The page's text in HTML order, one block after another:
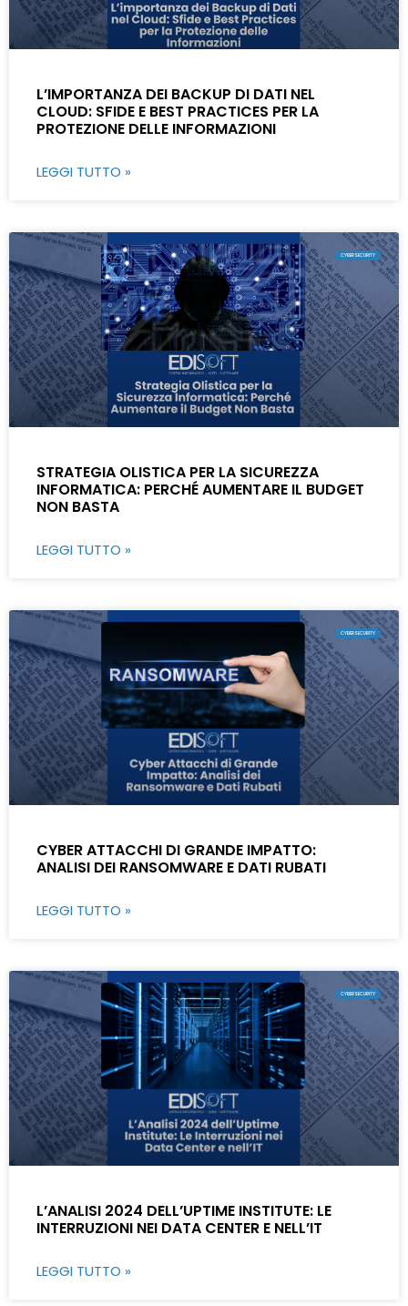
L’IMPORTANZA DEI BACKUP DI DATI NEL
CLOUD: SFIDE E BEST PRACTICES PER LA
PROTEZIONE DELLE INFORMAZIONI
LEGGI TUTTO »
CYBERSECURITY
STRATEGIA OLISTICA PER LA SICUREZZA
INFORMATICA: PERCHÉ AUMENTARE IL BUDGET
NON BASTA
LEGGI TUTTO »
CYBERSECURITY
CYBER ATTACCHI DI GRANDE IMPATTO:
ANALISI DEI RANSOMWARE E DATI RUBATI
LEGGI TUTTO »
CYBERSECURITY
L’ANALISI 2024 DELL’UPTIME INSTITUTE: LE
INTERRUZIONI NEI DATA CENTER E NELL’IT
LEGGI TUTTO »